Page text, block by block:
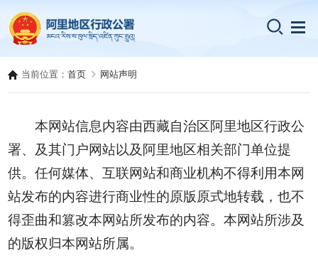
当前位置：首页 网站声明
本网站信息内容由西藏自治区阿里地区行政公
署、及其门户网站以及阿里地区相关部门单位提
供。任何媒体、互联网站和商业机构不得利用本网
站发布的内容进行商业性的原版原式地转载，也不
得歪曲和篡改本网站所发布的内容。本网站所涉及
的版权归本网站所属。